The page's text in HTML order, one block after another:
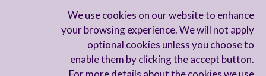
We use cookies on our website to enhance
your browsing experience. We will not apply
optional cookies unless you choose to
enable them by clicking the accept button.
הישארו מעודכנים